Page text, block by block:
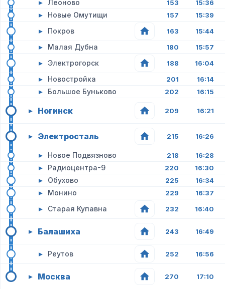
▸ Леоново 153 15:36
▸ Новые Омутищи 157 15:39
▸ Покров 163 15:44
▸ Малая Дубна 180 15:57
▸ Электрогорск 188 16:04
▸ Новостройка 201 16:14
▸ Большое Буньково 202 16:15
▸ Ногинск 209 16:21
▸ Электросталь 215 16:26
▸ Новое Подвязново 218 16:28
▸ Радиоцентра-9 220 16:30
▸ Обухово 225 16:34
▸ Монино 229 16:37
▸ Старая Купавна 232 16:40
▸ Балашиха 243 16:49
▸ Реутов 252 16:56
▸ Москва 270 17:10